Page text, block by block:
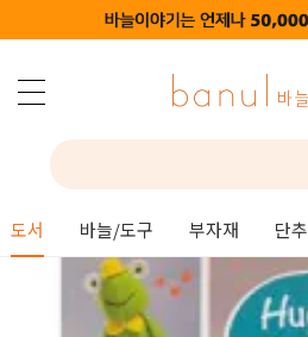
도서 바늘/도구 부자재 단추